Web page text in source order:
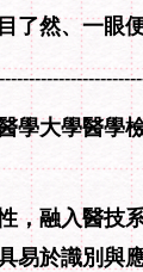
了然、一眼
學大學醫學
，融入醫技
易於識別與